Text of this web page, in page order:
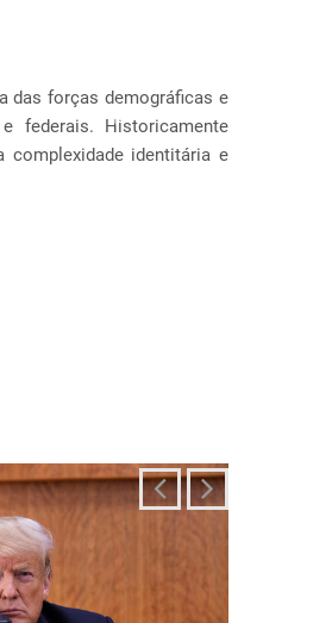
contornos ainda mais
nas fronteiras e no
sistemática d...
Próximo